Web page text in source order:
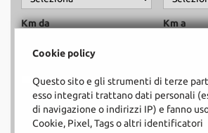
Km da Km a
Manuale
1 Veicolo
Cookie policy
Questo sito e gli strumenti di terze
esso integrati trattano dati personali
di navigazione o indirizzi IP) e fanno
Cookie, Pixel, Tags o altri identificatori
descritte.
Per
maggiori
informazioni
sull'utilità
funzionamento